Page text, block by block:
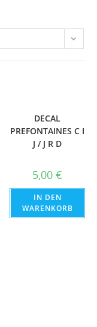
DECAL
PREFONTAINES C I
J / J R D
5,00€
IN DEN
WARENKORB